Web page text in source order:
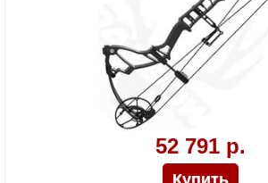
Развлечение,
Регулировка от
52 791 р.